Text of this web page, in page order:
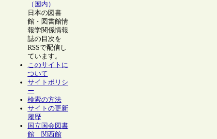
（国内）
日本の図書
館・図書館情
報学関係情報
誌の目次を
RSSで配信し
ています。
このサイトに
ついて
サイトポリシ
ー
検索の方法
サイトの更新
履歴
国立国会図書
館 関西館